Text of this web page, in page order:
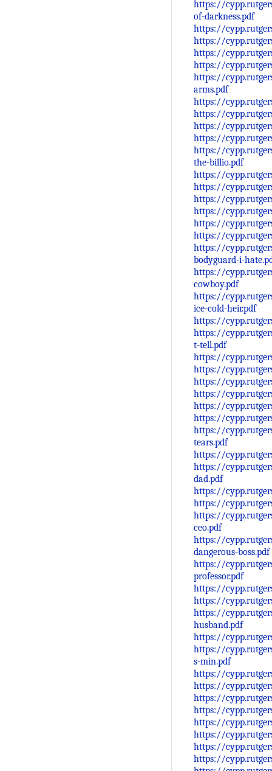
https://
of-darkness.pdf
https://
https://
https://
https://
https://
arms.pdf
https://
https://
https://
https://
https://
the-billio.pdf
https://
https://
https://
https://
https://
https://
https://
bodyguard-i-
https://
cowboy.pdf
https://
ice-cold-heir.pdf
https://
https://
t-tell.pdf
https://
https://
https://
https://
https://
https://
https://
tears.pdf
https://
https://
dad.pdf
https://
https://
https://
ceo.pdf
https://
dangerous-boss.pdf
https://
professor.pdf
https://
https://
https://
husband.pdf
https://
https://
s-min.pdf
https://
https://
https://
https://
https://
https://
https://
https://